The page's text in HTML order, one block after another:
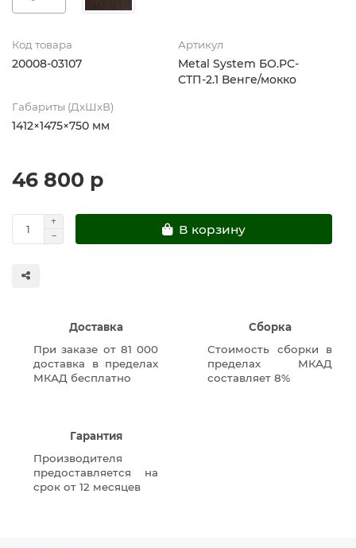
Код товара
20008-03107
Артикул
Metal System БО.РС-
СТП-2.1 Венге/мокко
Габариты (ДхШхВ)
1412×1475×750 мм
46 800 р
В корзину
Доставка
При заказе от 81 000
доставка в пределах
МКАД бесплатно
Сборка
Стоимость сборки в
пределах МКАД
составляет 8%
Гарантия
Производителя
предоставляется на
срок от 12 месяцев